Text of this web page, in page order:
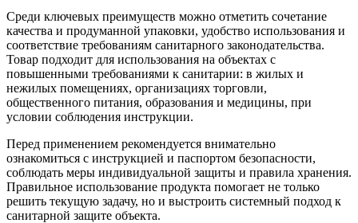
Среди ключевых преимуществ можно отметить сочетание
качества и продуманной упаковки, удобство использования и
соответствие требованиям санитарного законодательства.
Товар подходит для использования на объектах с
повышенными требованиями к санитарии: в жилых и
нежилых помещениях, организациях торговли,
общественного питания, образования и медицины, при
условии соблюдения инструкции.
Перед применением рекомендуется внимательно
ознакомиться с инструкцией и паспортом безопасности,
соблюдать меры индивидуальной защиты и правила хранения.
Правильное использование продукта помогает не только
решить текущую задачу, но и выстроить системный подход к
санитарной защите объекта.